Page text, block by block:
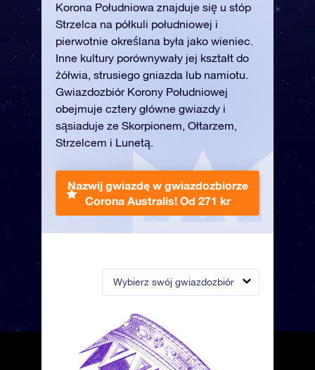
Wybierz swój gwiazdozbiór
Korona Południowa znajduje się u stóp
Strzelca na półkuli południowej i
pierwotnie określana była jako wieniec.
Inne kultury porównywały jej kształt do
żółwia, strusiego gniazda lub namiotu.
Gwiazdozbiór Korony Południowej
obejmuje cztery główne gwiazdy i
sąsiaduje ze Skorpionem, Ołtarzem,
Strzelcem i Lunetą.
Nazwij gwiazdę w gwiazdozbiorze
Corona Australis! Od 271 kr